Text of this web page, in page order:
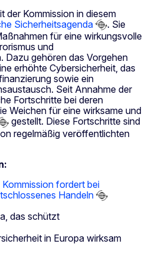
der Kommission in diesem
Sicherheitsagenda
. Sie
für eine wirkungsvolle
und
Dazu gehören das Vorgehen
erhöhte Cybersicherheit, das
sowie ein
Seit Annahme der
Fortschritte bei deren
Weichen für eine wirksame und
gestellt. Diese Fortschritte sind
regelmäßig veröffentlichten
fordert bei
Handeln
das schützt
in Europa wirksam